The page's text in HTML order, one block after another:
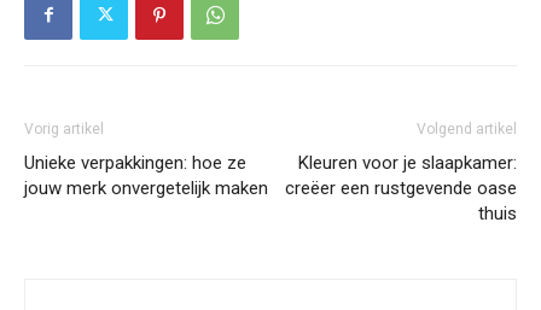
Vorig artikel
Unieke verpakkingen: hoe ze
jouw merk onvergetelijk maken
Volgend artikel
Kleuren voor je slaapkamer:
creëer een rustgevende oase
thuis